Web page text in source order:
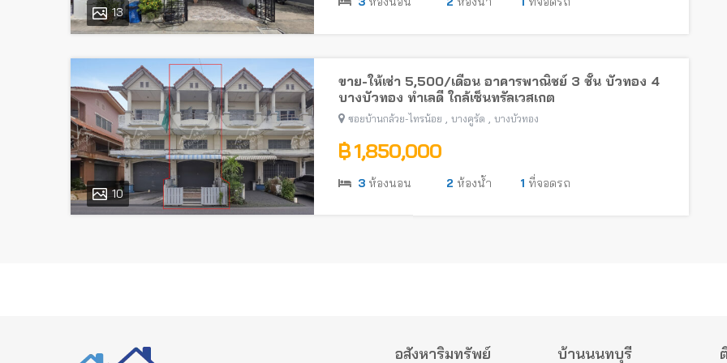
13
10
ขาย-ให้เช่า 5,500/เดือน อาคารพาณิชย์ 3 ชั้น บัวทอง 4
บางบัวทอง ทำเลดี ใกล้เซ็นทรัลเวสเกต
ซอยบ้านกล้วย-ไทรน้อย บางคูรัด บางบัวทอง
฿ 1,850,000
3 ห้องนอน 2 ห้องน้ำ 1 ที่จอดรถ
อสังหาริมทรัพย์ บ้านนนทบุรี